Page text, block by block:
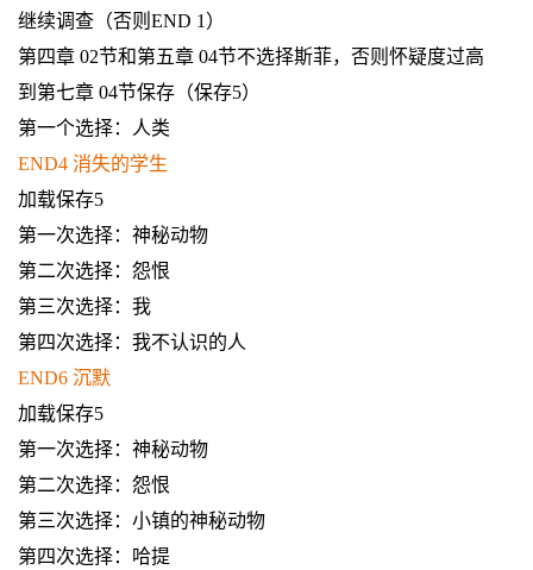
继续调查（否则END 1）
第四章 02节和第五章 04节不选择斯菲，否则怀疑度过高
到第七章 04节保存（保存5）
第一个选择：人类
END4 消失的学生
加载保存5
第一次选择：神秘动物
第二次选择：怨恨
第三次选择：我
第四次选择：我不认识的人
END6 沉默
加载保存5
第一次选择：神秘动物
第二次选择：怨恨
第三次选择：小镇的神秘动物
第四次选择：哈提